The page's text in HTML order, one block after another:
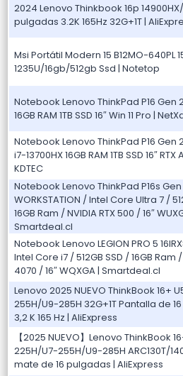
2024 Lenovo Thinkbook 16p
pulgadas 3.2K 165Hz 32G+1T |
Msi Portátil Modern 15 B12MO-640PL
1235U/16gb/512gb Ssd | Notetop
Notebook Lenovo ThinkPad P16 Gen
16GB RAM 1TB SSD 16″ Win 11 Pro |
Notebook Lenovo ThinkPad P16 Gen
i7-13700HX 16GB RAM 1TB SSD 16″ RTX
KDTEC
Notebook Lenovo ThinkPad P16s Gen
WORKSTATION / Intel Core Ultra 7 /
16GB Ram / NVIDIA RTX 500 / 16″
Smartdeal.cl
Notebook Lenovo LEGION PRO 5
Intel Core i7 / 512GB SSD / 16GB Ram /
4070 / 16″ WQXGA | Smartdeal.cl
Lenovo 2025 NUEVO ThinkBook 16+
255H/U9-285H 32G+1T Pantalla de
3,2 K 165 Hz | AliExpress
【2025 NUEVO】Lenovo ThinkBook
225H/U7-255H/U9-285H ARC130T/
mate de 16 pulgadas | AliExpress